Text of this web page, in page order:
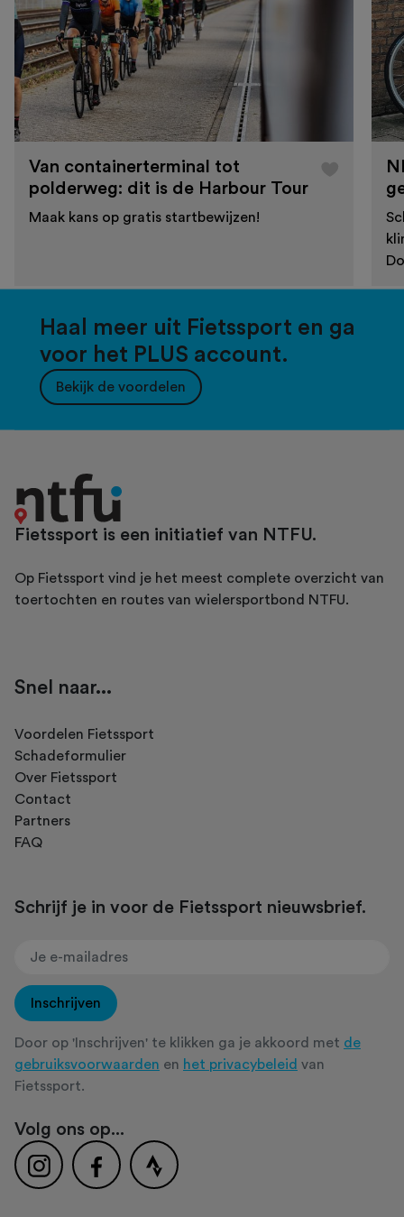
Van containerterminal tot
polderweg: dit is de Harbour Tour
Maak kans op gratis startbewijzen!
Haal meer uit Fietssport en ga
voor het PLUS account.
Bekijk de voordelen
Fietssport is een initiatief van NTFU.
Op Fietssport vind je het meest complete overzicht van
toertochten en routes van wielersportbond NTFU.
Snel naar...
Voordelen Fietssport
Schadeformulier
Over Fietssport
Contact
Partners
FAQ
Schrijf je in voor de Fietssport nieuwsbrief.
Inschrijven
Door op 'Inschrijven' te klikken ga je akkoord met de
gebruiksvoorwaarden en het privacybeleid van
Fietssport.
Volg ons op...